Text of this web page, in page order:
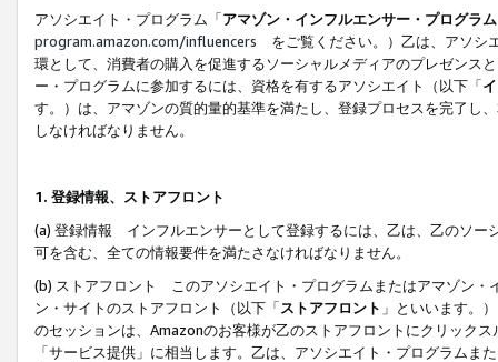
アソシエイト・プログラム「アマゾン・インフルエンサー・プログラム
program.amazon.com/influencers をご覧ください。）乙は、アソシ
環として、消費者の購入を促進するソーシャルメディアのプレゼンス
ー・プログラムに参加するには、資格を有するアソシエイト（以下「
す。）は、アマゾンの質的量的基準を満たし、登録プロセスを完了し、
しなければなりません。
1. 登録情報、ストアフロント
(a) 登録情報 インフルエンサーとして登録するには、乙は、乙のソー
可を含む、全ての情報要件を満たさなければなりません。
(b) ストアフロント このアソシエイト・プログラムまたはアマゾン・
ン・サイトのストアフロント（以下「ストアフロント 」といいます。
のセッションは、Amazonのお客様が乙のストアフロントにクリック
「サービス提供」に相当します。乙は、アソシエイト・プログラム